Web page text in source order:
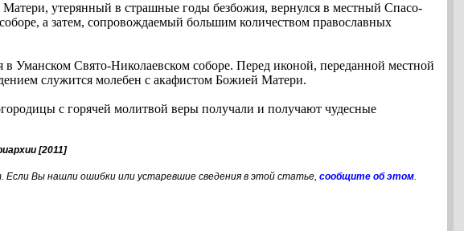
утерянный в страшные годы безбожия, вернулся в местный Спасо-
а затем, сопровождаемый большим количеством православных
Уманском Свято-Николаевском соборе. Перед иконой, переданной местной
служится молебен с акафистом Божией Матери.
с горячей молитвой веры получали и получают чудесные
[2011]
Если Вы нашли ошибки или устаревшие сведения в этой статье,сообщите об этом.